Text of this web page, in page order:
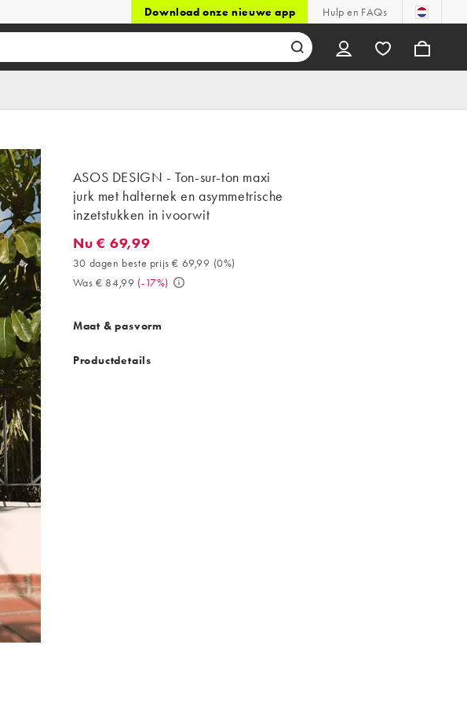
Download onze nieuwe app Hulp en FAQs
ASOS DESIGN - Ton-sur-ton maxi
jurk met halternek en asymmetrische
inzetstukken in ivoorwit
Nu € 69,99. 30 dagen beste prijs € 69,99 (0%). Was € 84,99. (-17%)
Nu € 69,99
30 dagen beste prijs € 69,99 (0%)
Was € 84,99 (-17%)
Maat & pasvorm
Productdetails